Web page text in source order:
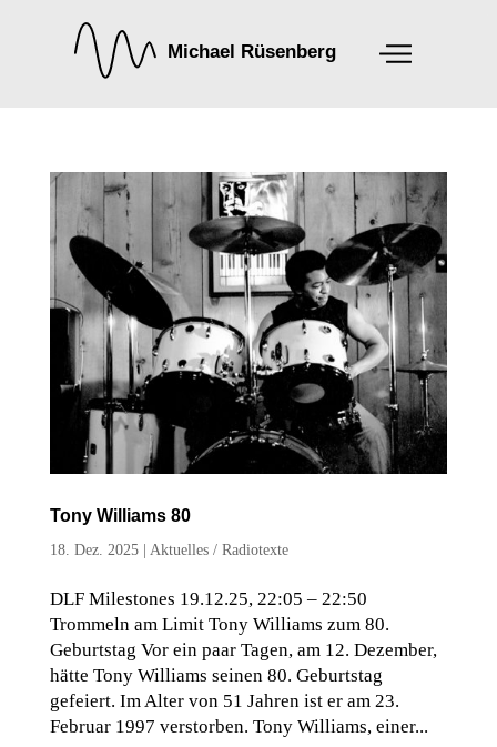
Tony Williams 80
18. Dez. 2025| Aktuelles/ Radiotexte
DLF Milestones 19.12.25, 22:05 – 22:50
Trommeln am Limit Tony Williams zum 80.
Geburtstag Vor ein paar Tagen, am 12. Dezember,
hätte Tony Williams seinen 80. Geburtstag
gefeiert. Im Alter von 51 Jahren ist er am 23.
Februar 1997 verstorben. Tony Williams, einer...